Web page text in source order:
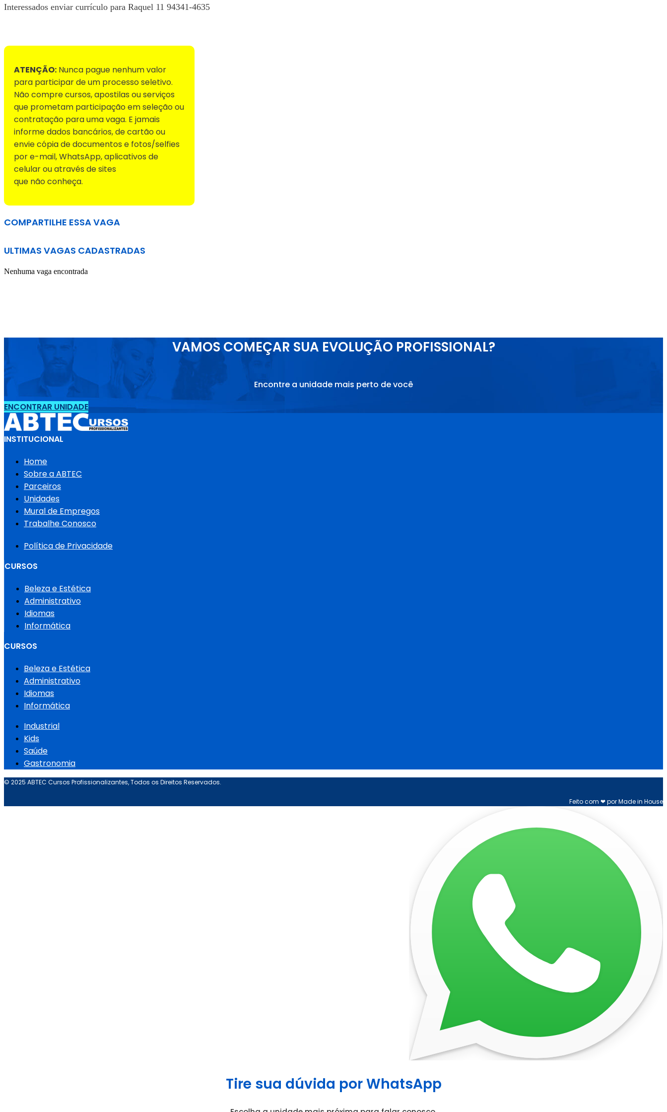
Interessados enviar currículo para Raquel 11 94341-4635
ATENÇÃO: Nunca pague nenhum valor
para participar de um processo seletivo.
Não compre cursos, apostilas ou serviços
que prometam participação em seleção ou
contratação para uma vaga. E jamais
informe dados bancários, de cartão ou
envie cópia de documentos e fotos/selfies
por e-mail, WhatsApp, aplicativos de
celular ou através de sites
que não conheça.
COMPARTILHE ESSA VAGA
ULTIMAS VAGAS CADASTRADAS
Nenhuma vaga encontrada
VAMOS COMEÇAR SUA EVOLUÇÃO PROFISSIONAL?
Encontre a unidade mais perto de você
ENCONTRAR UNIDADE
INSTITUCIONAL
Home
Sobre a ABTEC
Parceiros
Unidades
Mural de Empregos
Trabalhe Conosco
Política de Privacidade
CURSOS
Beleza e Estética
Administrativo
Idiomas
Informática
CURSOS
Beleza e Estética
Administrativo
Idiomas
Informática
Industrial
Kids
Saúde
Gastronomia
© 2025 ABTEC Cursos Profissionalizantes, Todos os Direitos Reservados.
Feito com ❤ por Made in House
Tire sua dúvida por WhatsApp